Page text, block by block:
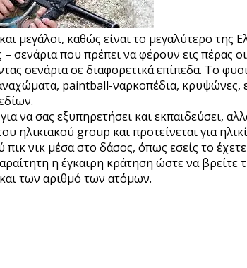
μεγάλοι, καθώς είναι το μεγαλύτερο της
σενάρια που πρέπει να φέρουν εις
σενάρια σε διαφορετικά επίπεδα. Το
paintball-ναρκοπέδια, κρυψώνες,
να σας εξυπηρετήσει και εκπαιδεύσει,
ηλικιακού group και προτείνεται για
νικ μέσα στο δάσος, όπως εσείς το
η έγκαιρη κράτηση ώστε να βρείτε
των αριθμό των ατόμων.